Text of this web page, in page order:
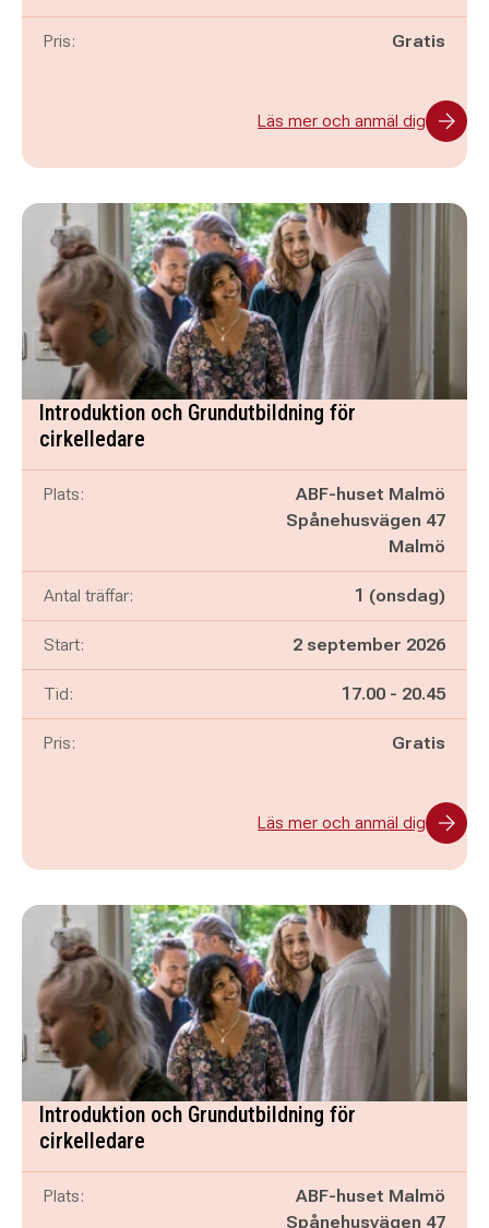
Pris: Gratis
Läs mer och anmäl dig
Introduktion och Grundutbildning för
cirkelledare
Plats:
ABF-huset Malmö
Spånehusvägen 47
Malmö
Antal träffar: 1 (onsdag)
Start: 2 september 2026
Tid: Pågår mellan
17.00 - och
20.45
Pris: Gratis
Läs mer och anmäl dig
Introduktion och Grundutbildning för
cirkelledare
Plats:
ABF-huset Malmö
Spånehusvägen 47